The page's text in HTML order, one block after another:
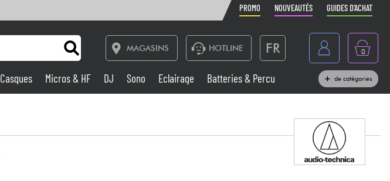
PROMO NOUVEAUTÉS GUIDES D'ACHAT
MAGASINS HOTLINE FR
Belgique
België
0
Casques
Casques Micros & HF DJ Sono Eclairage
Batteries & Percu
de catégories